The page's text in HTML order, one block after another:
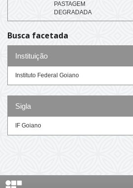
PASTAGEM
DEGRADADA
Busca facetada
Instituição
Instituto Federal Goiano
Sigla
IF Goiano